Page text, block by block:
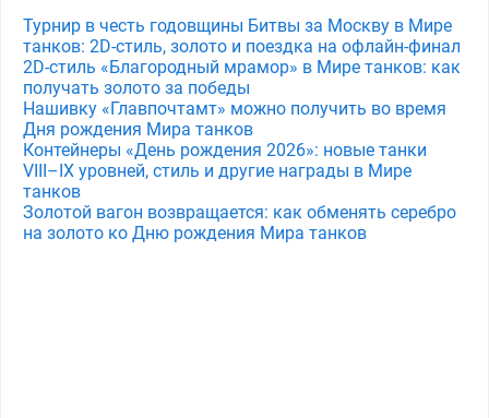
Турнир в честь годовщины Битвы за Москву в Мире
танков: 2D-стиль, золото и поездка на офлайн-финал
2D-стиль «Благородный мрамор» в Мире танков: как
получать золото за победы
Нашивку «Главпочтамт» можно получить во время
Дня рождения Мира танков
Контейнеры «День рождения 2026»: новые танки
VIII–IX уровней, стиль и другие награды в Мире
танков
Золотой вагон возвращается: как обменять серебро
на золото ко Дню рождения Мира танков